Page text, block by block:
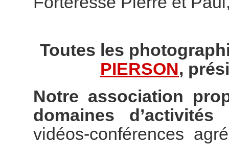
Toutes les
PIERSON,
Notre association
domaines d’activités
vidéos-conférences